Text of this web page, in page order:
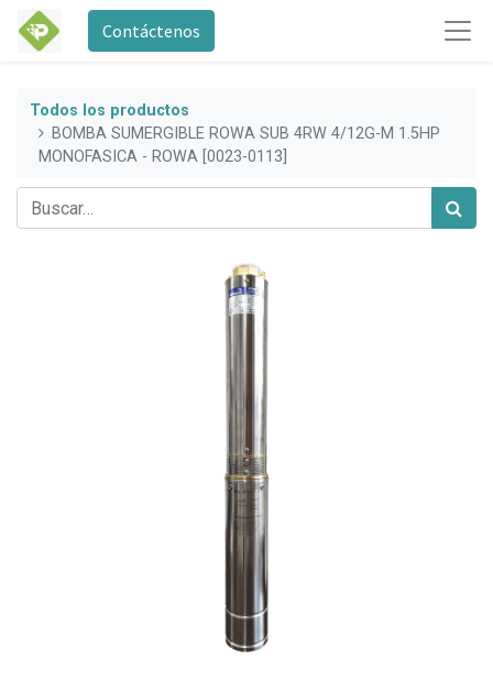
Contáctenos
Todos los productos
BOMBA SUMERGIBLE ROWA SUB 4RW 4/12G-M 1.5HP
MONOFASICA - ROWA [0023-0113]